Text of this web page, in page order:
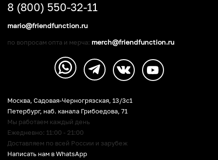
Москва, Садовая-Черногрязская, 13/3c1
Петербург, наб. канала Грибоедова, 71
Мы работаем каждый день
Ежедневно: 11:00 - 21:00
Доставляем по всей России и зарубеж
Написать нам в WhatsApp
8 (800) 550-32-11
mario@friendfunction.ru
по вопросам опта и мерча: merch@friendfunction.ru